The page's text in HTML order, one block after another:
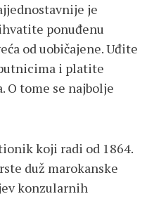
je
ponuđenu
od uobičajene. Uđite
i platite
O tome se najbolje
koji radi od 1864.
duž marokanske
konzularnih